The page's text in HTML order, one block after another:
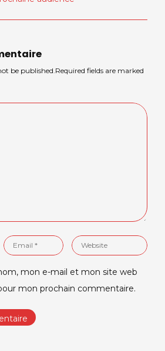
be published.Required fields are marked
Email
Website
mon e-mail et mon site web
mon prochain commentaire.